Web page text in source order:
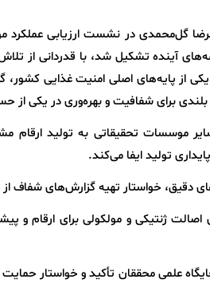
گل‌محمدی در نشست ارزیابی
آینده تشکیل شد، با قدردانی از
از پایه‌های اصلی امنیت غذایی
بلندی برای شفافیت و بهره‌وری در یکی
موسسات تحقیقاتی به تولید ارقام
تولید ایفا می‌کند.
دقیق، خواستار تهیه گزارش‌های شفاف
اصالت ژنتیکی و مولکولی برای ارقام
علمی محققان تأکید و خواستار حمایت